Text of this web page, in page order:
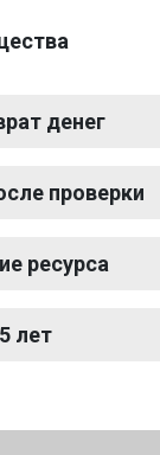
денег
проверки
ресурса
лет